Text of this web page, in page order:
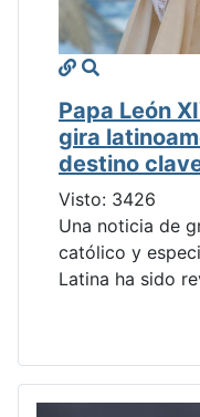
Papa León
gira
destino
Visto: 3426
Una noticia de
católico y
Latina ha sido